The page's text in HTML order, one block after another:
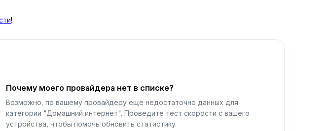
!
Почему моего провайдера нет в списке?
Возможно, по вашему провайдеру еще недостаточно данных для
категории "Домашний интернет". Проведите тест скорости с вашего
устройства, чтобы помочь обновить статистику.